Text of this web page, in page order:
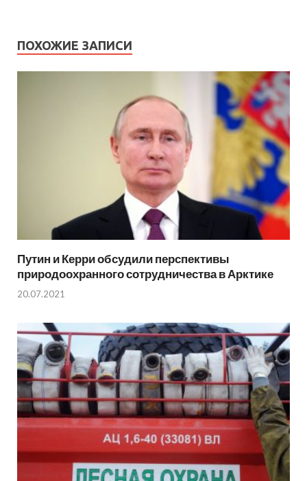
ПОХОЖИЕ ЗАПИСИ
Путин и Керри обсудили перспективы
природоохранного сотрудничества в Арктике
20.07.2021